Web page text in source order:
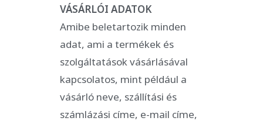
VÁSÁRLÓI ADATOK
Amibe beletartozik minden
adat, ami a termékek és
szolgáltatások vásárlásával
kapcsolatos, mint például a
vásárló neve, szállítási és
számlázási címe, e-mail címe,